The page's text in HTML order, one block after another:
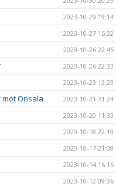
2023-10-29 19:14
2023-10-27 15:32
2023-10-26 22:45
2023-10-26 22:33
2023-10-23 12:23
Onsala 2023-10-21 21:24
2023-10-20 11:33
2023-10-18 22:19
2023-10-17 21:08
2023-10-14 16:16
2023-10-12 09:36